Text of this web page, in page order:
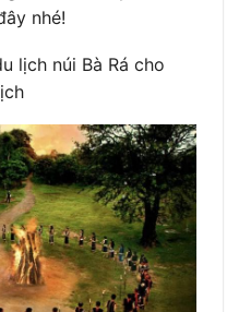
nhé!
lịch núi Bà Rá cho